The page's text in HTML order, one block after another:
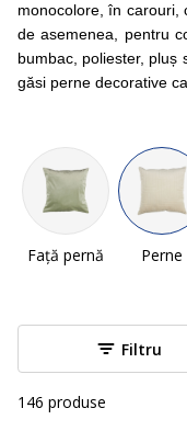
monocolore, în carouri,
de asemenea, pentru
bumbac, poliester, pluș
găsi perne decorative
Față pernă Perne
Filtru
146 produse